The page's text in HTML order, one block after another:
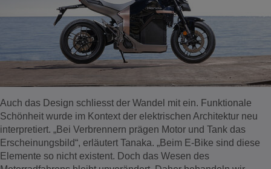
Auch das Design schliesst der Wandel mit ein. Funktionale
Schönheit wurde im Kontext der elektrischen Architektur neu
interpretiert. „Bei Verbrennern prägen Motor und Tank das
Erscheinungsbild“, erläutert Tanaka. „Beim E-Bike sind diese
Elemente so nicht existent. Doch das Wesen des